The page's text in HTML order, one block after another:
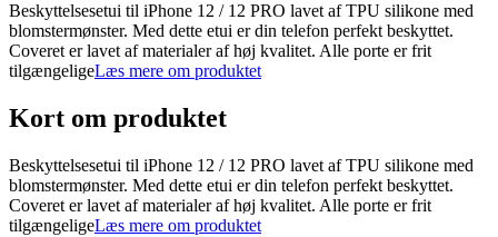
Beskyttelsesetui til iPhone 12 / 12 PRO lavet af TPU silikone med
blomstermønster. Med dette etui er din telefon perfekt beskyttet.
Coveret er lavet af materialer af høj kvalitet. Alle porte er frit
tilgængeligeLæs mere om produktet
Kort om produktet
Beskyttelsesetui til iPhone 12 / 12 PRO lavet af TPU silikone med
blomstermønster. Med dette etui er din telefon perfekt beskyttet.
Coveret er lavet af materialer af høj kvalitet. Alle porte er frit
tilgængeligeLæs mere om produktet